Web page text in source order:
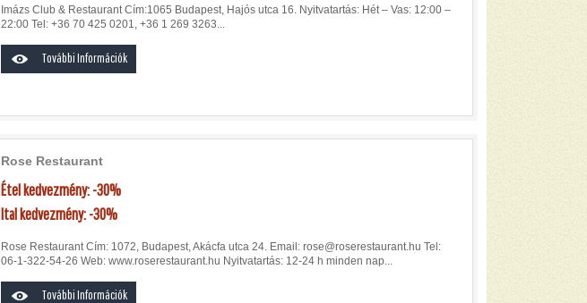
Imázs Club & Restaurant Cím:1065 Budapest, Hajós utca 16. Nyitvatartás: Hét – Vas: 12:00 –
22:00 Tel: +36 70 425 0201, +36 1 269 3263...
További Információk
Rose Restaurant
Étel kedvezmény: -30%
Ital kedvezmény: -30%
Rose Restaurant Cím: 1072, Budapest, Akácfa utca 24. Email: rose@roserestaurant.hu Tel:
06-1-322-54-26 Web: www.roserestaurant.hu Nyitvatartás: 12-24 h minden nap...
További Információk